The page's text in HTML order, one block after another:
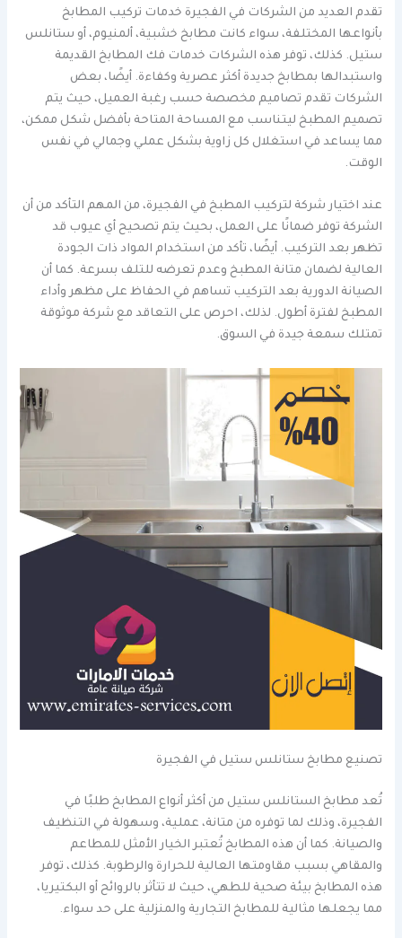
تقدم العديد من الشركات في الفجيرة خدمات تركيب المطابخ
بأنواعها المختلفة، سواء كانت مطابخ خشبية، ألمنيوم، أو ستانلس
ستيل. كذلك، توفر هذه الشركات خدمات فك المطابخ القديمة
واستبدالها بمطابخ جديدة أكثر عصرية وكفاءة. أيضًا، بعض
الشركات تقدم تصاميم مخصصة حسب رغبة العميل، حيث يتم
تصميم المطبخ ليتناسب مع المساحة المتاحة بأفضل شكل ممكن،
مما يساعد في استغلال كل زاوية بشكل عملي وجمالي في نفس
الوقت.
عند اختيار شركة لتركيب المطبخ في الفجيرة، من المهم التأكد من أن
الشركة توفر ضمانًا على العمل، بحيث يتم تصحيح أي عيوب قد
تظهر بعد التركيب. أيضًا، تأكد من استخدام المواد ذات الجودة
العالية لضمان متانة المطبخ وعدم تعرضه للتلف بسرعة. كما أن
الصيانة الدورية بعد التركيب تساهم في الحفاظ على مظهر وأداء
المطبخ لفترة أطول. لذلك، احرص على التعاقد مع شركة موثوقة
تمتلك سمعة جيدة في السوق.
تصنيع مطابخ ستانلس ستيل في الفجيرة
تُعد مطابخ الستانلس ستيل من أكثر أنواع المطابخ طلبًا في
الفجيرة، وذلك لما توفره من متانة، عملية، وسهولة في التنظيف
والصيانة. كما أن هذه المطابخ تُعتبر الخيار الأمثل للمطاعم
والمقاهي بسبب مقاومتها العالية للحرارة والرطوبة. كذلك، توفر
هذه المطابخ بيئة صحية للطهي، حيث لا تتأثر بالروائح أو البكتيريا،
مما يجعلها مثالية للمطابخ التجارية والمنزلية على حد سواء.